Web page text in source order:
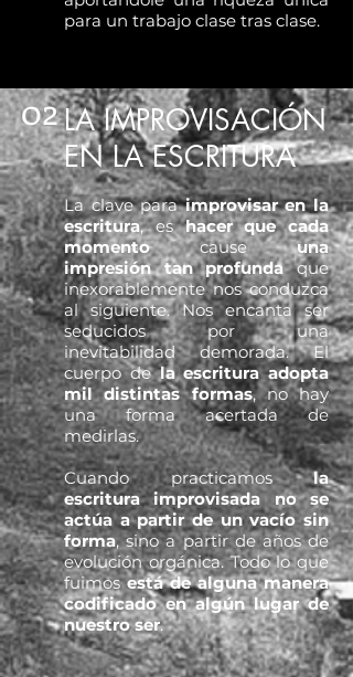
para un trabajo clase tras clase.
02LA IMPROVISACIÓN
EN LA ESCRITURA
La clave paraimprovisar en la
escritura, eshacer que cada
momentocauseuna
impresión tan profundaque
inexorablemente nos conduzca
al siguiente. Nos encanta ser
seducidos por una
inevitabilidad demorada. El
cuerpo dela escritura adopta
mil distintas formas, no hay
una forma acertada de
medirlas.
Cuando practicamosla
escritura improvisada no se
actúa a partir de un vacío sin
forma, sino a partir de años de
evolución orgánica. Todo lo que
fuimosestá de alguna manera
codificado en algún lugar de
nuestro ser.